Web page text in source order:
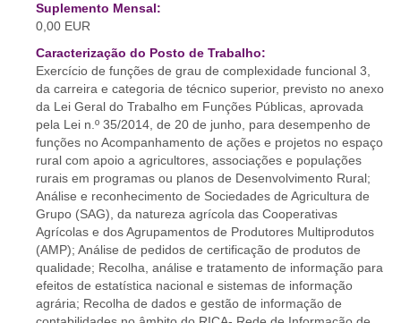
Suplemento Mensal:
0,00 EUR
Caracterização do Posto de Trabalho:
Exercício de funções de grau de complexidade funcional 3,
da carreira e categoria de técnico superior, previsto no anexo
da Lei Geral do Trabalho em Funções Públicas, aprovada
pela Lei n.º 35/2014, de 20 de junho, para desempenho de
funções no Acompanhamento de ações e projetos no espaço
rural com apoio a agricultores, associações e populações
rurais em programas ou planos de Desenvolvimento Rural;
Análise e reconhecimento de Sociedades de Agricultura de
Grupo (SAG), da natureza agrícola das Cooperativas
Agrícolas e dos Agrupamentos de Produtores Multiprodutos
(AMP); Análise de pedidos de certificação de produtos de
qualidade; Recolha, análise e tratamento de informação para
efeitos de estatística nacional e sistemas de informação
agrária; Recolha de dados e gestão de informação de